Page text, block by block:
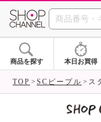
商品を探す 本日お買得
TOP SCピープル ス